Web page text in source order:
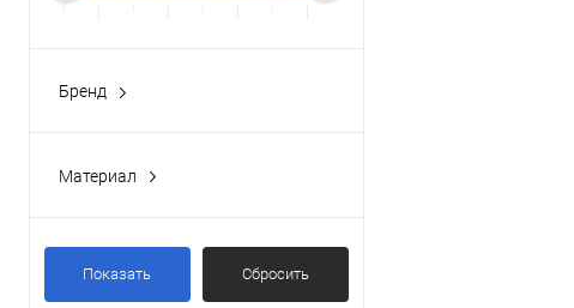
Бренд
Материал
Показать Сбросить